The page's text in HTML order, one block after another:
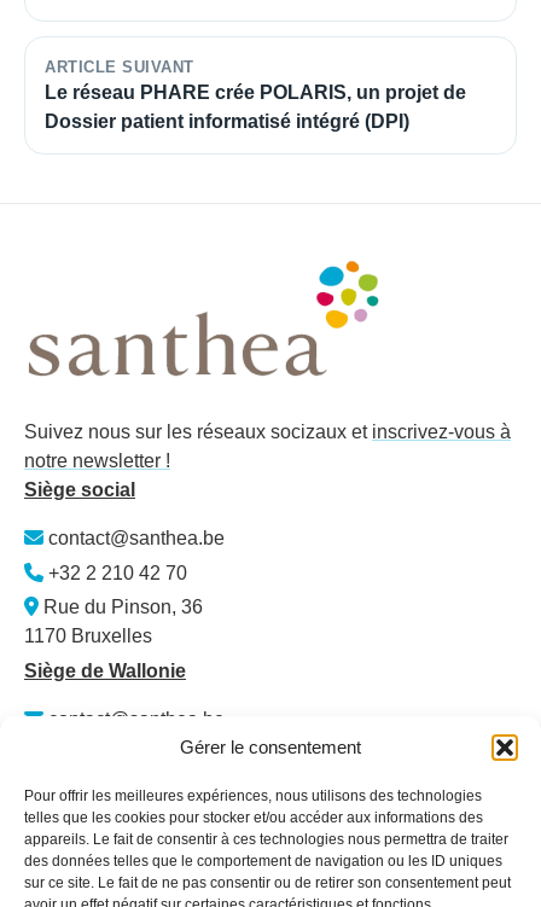
Gérer le consentement
Pour offrir les meilleures expériences, nous utilisons des technologies
telles que les cookies pour stocker et/ou accéder aux informations des
appareils. Le fait de consentir à ces technologies nous permettra de traiter
des données telles que le comportement de navigation ou les ID uniques
sur ce site. Le fait de ne pas consentir ou de retirer son consentement peut
ARTICLE SUIVANT
Le réseau PHARE crée POLARIS, un projet de
Dossier patient informatisé intégré (DPI)
Suivez nous sur les réseaux socizaux et inscrivez-vous à
notre newsletter !
Siège social
contact@santhea.be
+32 2 210 42 70
Rue du Pinson, 36
1170 Bruxelles
Siège de Wallonie
contact@santhea.be
Namur Office Park
5101 Loyers
Plan du site
Qui sommes-nous ?